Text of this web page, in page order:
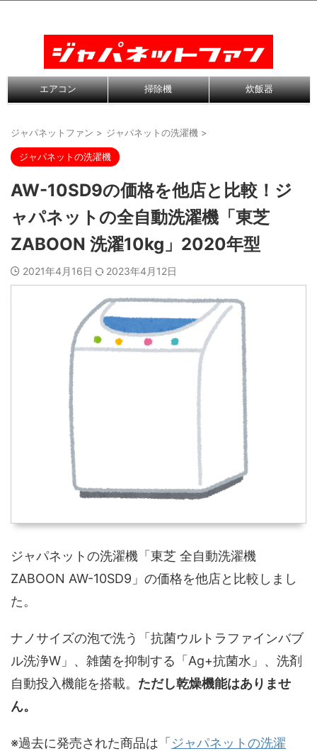
エアコン 掃除機 炊飯器
ジャパネットファン > ジャパネットの洗濯機 >
ジャパネットの洗濯機
AW-10SD9の価格を他店と比較！ジ
ャパネットの全自動洗濯機「東芝
ZABOON 洗濯10kg」2020年型
2021年4月16日 2023年4月12日
ジャパネットの洗濯機「東芝 全自動洗濯機
ZABOON AW-10SD9」の価格を他店と比較しまし
た。
ナノサイズの泡で洗う「抗菌ウルトラファインバブ
ル洗浄W」、雑菌を抑制する「Ag+抗菌水」、洗剤
自動投入機能を搭載。 ただし乾燥機能はありませ
ん。
※過去に発売された商品は「 ジャパネットの洗濯